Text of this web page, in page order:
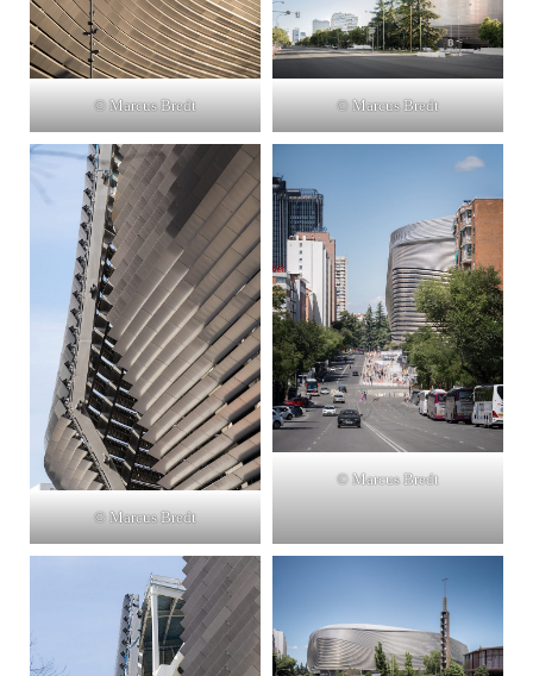
© Marcus Bredt © Marcus Bredt
© Marcus Bredt
© Marcus Bredt